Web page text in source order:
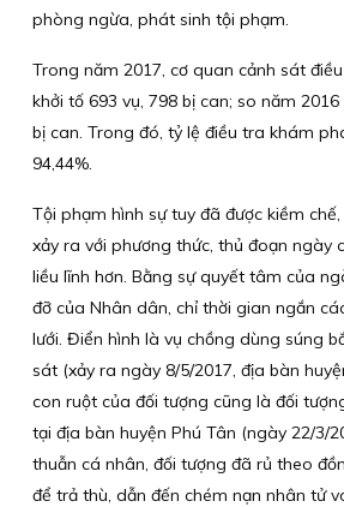
phòng ngừa, phát sinh tội phạm.
Trong năm 2017, cơ quan cảnh sát
khởi tố 693 vụ, 798 bị can; so năm
bị can. Trong đó, tỷ lệ điều tra khám
94,44%.
Tội phạm hình sự tuy đã được kiềm
xảy ra với phương thức, thủ đoạn ngày
liều lĩnh hơn. Bằng sự quyết tâm của
đỡ của Nhân dân, chỉ thời gian ngắn
lưới. Điển hình là vụ chồng dùng súng
sát (xảy ra ngày 8/5/2017, địa bàn
con ruột của đối tượng cũng là đối
tại địa bàn huyện Phú Tân (ngày 22/3/
thuẫn cá nhân, đối tượng đã rủ theo
để trả thù, dẫn đến chém nạn nhân tử